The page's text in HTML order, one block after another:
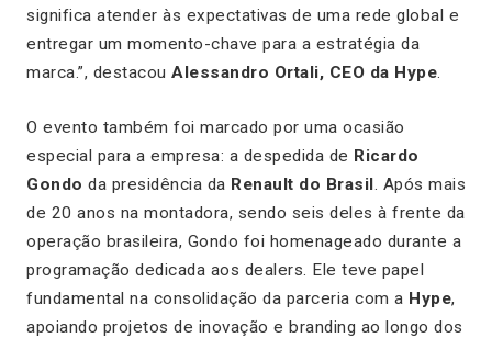
significa atender às expectativas de uma rede global e
entregar um momento-chave para a estratégia da
marca.”, destacou Alessandro Ortali, CEO da Hype
O evento também foi marcado por uma ocasião
especial para a empresa: a despedida de Ricardo
Gondo da presidência da Renault do Brasil . Após mais
de 20 anos na montadora, sendo seis deles à frente da
operação brasileira, Gondo foi homenageado durante a
programação dedicada aos dealers. Ele teve papel
fundamental na consolidação da parceria com a Hype,
apoiando projetos de inovação e branding ao longo dos